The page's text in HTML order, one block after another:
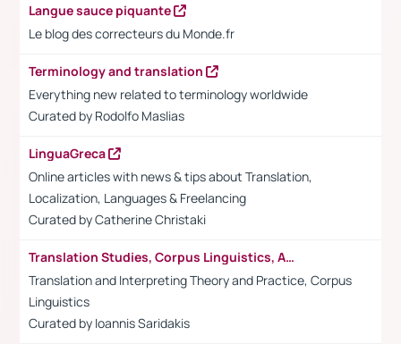
Langue sauce piquante
Le blog des correcteurs du Monde.fr
Terminology and translation
Everything new related to terminology worldwide
Curated by Rodolfo Maslias
LinguaGreca
Online articles with news & tips about Translation,
Localization, Languages & Freelancing
Curated byCatherine Christaki
Translation Studies, Corpus Linguistics, Academia
Translation and Interpreting Theory and Practice, Corpus
Linguistics
Curated by Ioannis Saridakis